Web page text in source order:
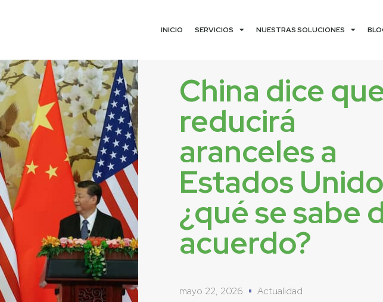
INICIO SERVICIOS NUESTRAS SOLUCIONES
China dice
reducirá
aranceles a
Estados
¿qué se sabe
acuerdo?
mayo 22, 2026 Actualidad